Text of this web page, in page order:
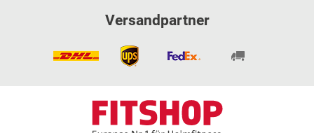
Versandpartner